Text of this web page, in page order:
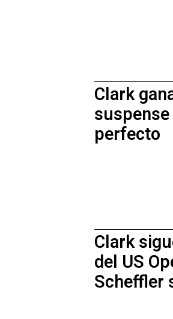
Clark
suspense
perfecto
Clark
del US
Scheffler